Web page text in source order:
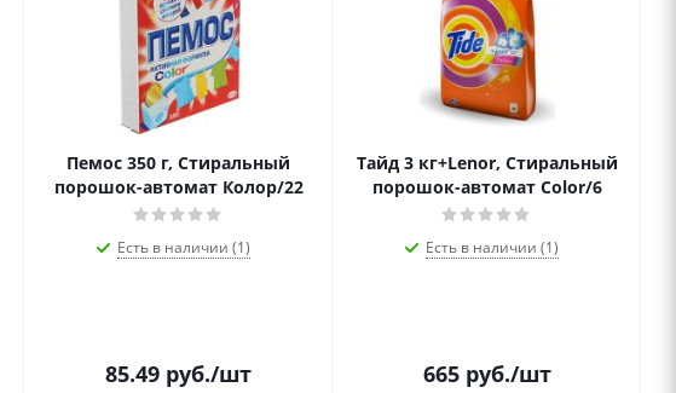
Пемос 350 г, Стиральный
порошок-автомат Колор/22
Есть в наличии (1)
85.49 руб./шт
Тайд 3 кг+Lenor, Стиральный
порошок-автомат Color/6
Есть в наличии (1)
665руб./шт